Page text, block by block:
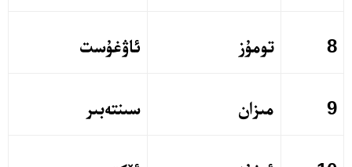
8 تومۇز ئاۋغۇست
9 مىزان سىنتەبىر